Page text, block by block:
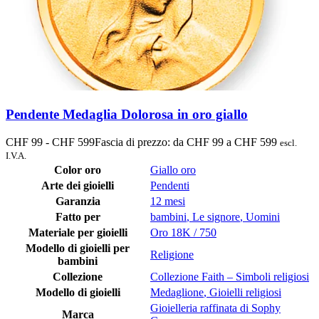
Pendente Medaglia Dolorosa in oro giallo
CHF 99 - CHF 599Fascia di prezzo: da CHF 99 a CHF 599 escl.
I.V.A.
Color oro
Giallo oro
Arte dei gioielli
Pendenti
Garanzia
12 mesi
Fatto per
bambini, Le signore, Uomini
Materiale per gioielli
Oro 18K / 750
Modello di gioielli per
bambini
Religione
Collezione
Collezione Faith – Simboli religiosi
Modello di gioielli
Medaglione, Gioielli religiosi
Marca
Gioielleria raffinata di Sophy